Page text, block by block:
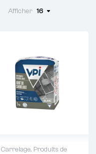
Afficher 16
Carrelage, Produits de